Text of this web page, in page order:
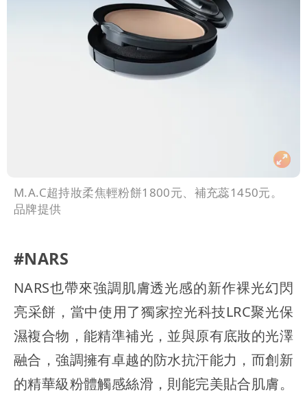
M.A.C超持妝柔焦輕粉餅1800元、補充蕊1450元。
品牌提供
#NARS
NARS也帶來強調肌膚透光感的新作裸光幻閃
亮采餅，當中使用了獨家控光科技LRC聚光保
濕複合物，能精準補光，並與原有底妝的光澤
融合，強調擁有卓越的防水抗汗能力，而創新
的精華級粉體觸感絲滑，則能完美貼合肌膚。